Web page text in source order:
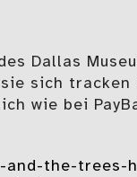
Dallas
sich tracken
wie bei
and-the-trees-